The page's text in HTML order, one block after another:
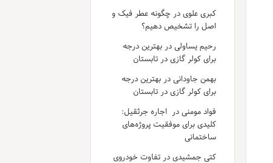
کبری علویدر چگونه عطر فیک و
اصل را تشخیص دهیم؟
رحیم یساولیدر بهترین درجه
برای کولر گازی در تابستان
بهمن جاودانیدر بهترین درجه
برای کولر گازی در تابستان
فواد مومنیدر اجاره جرثقیل:
کلیدی برای موفقیت پروژه‌های
ساختمانی
کتی جمشیدیدر تفاوت خودروی